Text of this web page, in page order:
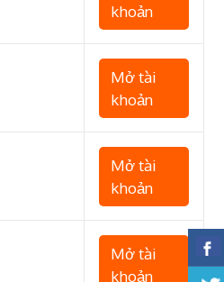
khoản
Mở tài
khoản
Mở tài
khoản
Mở tài
khoản